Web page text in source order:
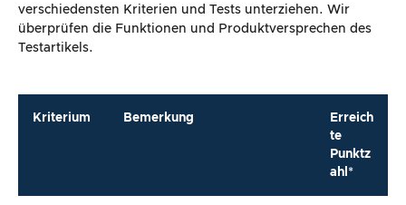
verschiedensten Kriterien und Tests unterziehen. Wir
überprüfen die Funktionen und Produktversprechen des
Testartikels.
Kriterium Bemerkung
Erreich
te
Punktz
ahl*